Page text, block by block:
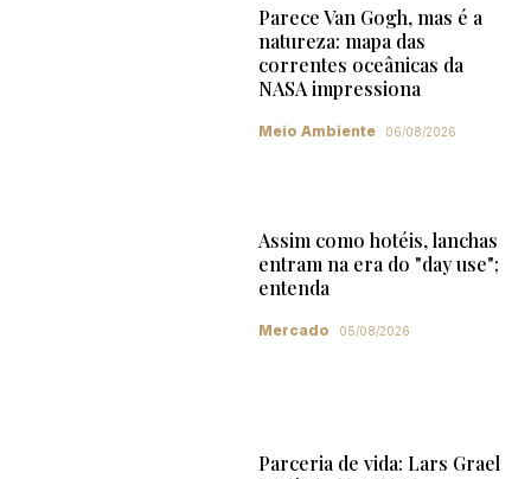
Parece Van Gogh, mas é a
natureza: mapa das
correntes oceânicas da
NASA impressiona
Meio Ambiente 06/08/2026
Assim como hotéis, lanchas
entram na era do "day use";
entenda
Mercado 05/08/2026
Parceria de vida: Lars Grael